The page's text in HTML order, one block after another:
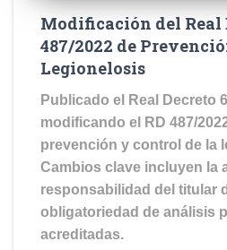
Modificación del Real
487/2022 de
Legionelosis
Publicado el Real Decreto
modificando el RD 487/
prevención y control de la
Cambios clave incluyen la
responsabilidad del titular
obligatoriedad de análisis
acreditadas.